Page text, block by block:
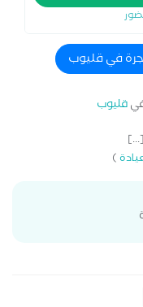
في قليوب
قليوب
)